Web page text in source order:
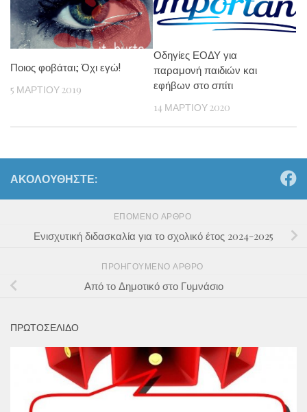
Ποιος φοβάται; Όχι εγώ!
5 ΜΑΡΤΊΟΥ 2019
Οδηγίες ΕΟΔΥ για
παραμονή παιδιών και
εφήβων στο σπίτι
14 ΜΑΡΤΊΟΥ 2020
ΑΚΟΛΟΥΘΉΣΤΕ:
ΕΠΌΜΕΝΟ ΆΡΘΡΟ
Ενισχυτική διδασκαλία για το σχολικό έτος 2024-2025
ΠΡΟΗΓΟΎΜΕΝΟ ΆΡΘΡΟ
Από το Δημοτικό στο Γυμνάσιο
ΠΡΩΤΟΣΕΛΙΔΟ